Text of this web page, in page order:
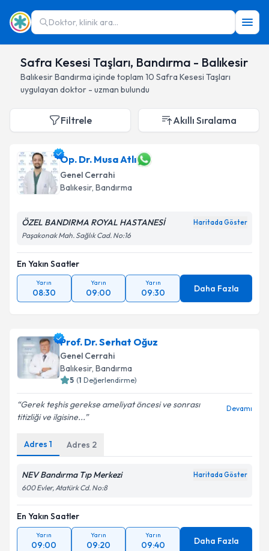
Doktor, klinik ara...
Safra Kesesi Taşları, Bandırma - Balıkesir
BalıkesirBandırma içinde toplam 10 Safra Kesesi Taşları
uygulayan doktor - uzman bulundu
Filtrele Akıllı Sıralama
Op. Dr. Musa Atlı
Genel Cerrahi
Balıkesir, Bandırma
ÖZEL BANDIRMA ROYAL HASTANESİ Haritada Göster
Paşakonak Mah. Sağlık Cad. No:16
En Yakın Saatler
Yarın
08:30
Yarın
09:00
Yarın
09:30 Daha Fazla
Prof. Dr. Serhat Oğuz
Genel Cerrahi
Balıkesir, Bandırma
5 (1 Değerlendirme)
Gerek teşhis gerekse ameliyat öncesi ve sonrası
titizliği ve ilgisine...
Devamı
Adres 1 Adres 2
NEV Bandırma Tıp Merkezi Haritada Göster
600 Evler, Atatürk Cd. No:8
En Yakın Saatler
Yarın
09:00
Yarın
09:20
Yarın
09:40 Daha Fazla